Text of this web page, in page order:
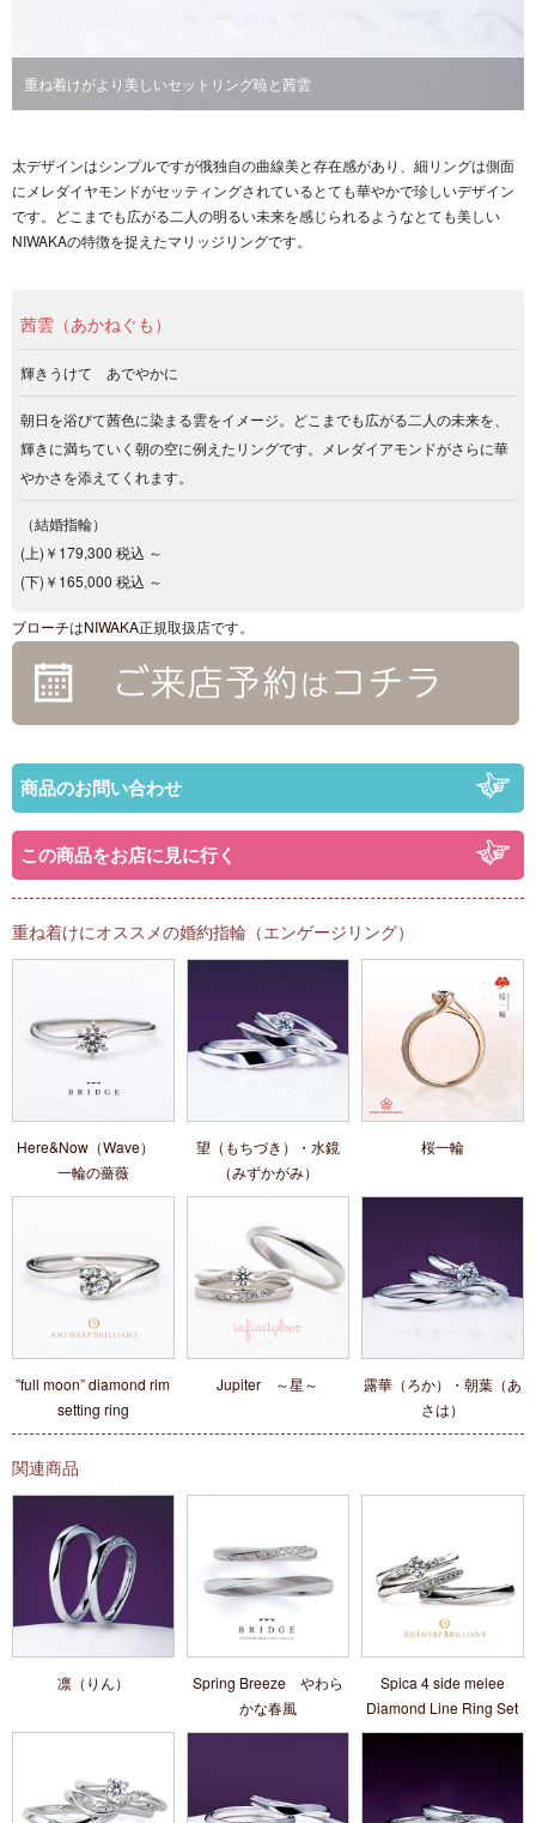
重ね着けがより美しいセットリング暁と茜雲
太デザインはシンプルですが俄独自の曲線美と存在感があり、細リングは側面
にメレダイヤモンドがセッティングされているとても華やかで珍しいデザイン
です。どこまでも広がる二人の明るい未来を感じられるようなとても美しい
NIWAKAの特徴を捉えたマリッジリングです。
茜雲（あかねぐも）
輝きうけて あでやかに
朝日を浴びて茜色に染まる雲をイメージ。どこまでも広がる二人の未来を、
輝きに満ちていく朝の空に例えたリングです。メレダイアモンドがさらに華
やかさを添えてくれます。
（結婚指輪）
(上)￥179,300 税込 ～
(下)￥165,000 税込 ～
ブローチはNIWAKA正規取扱店です。
商品のお問い合わせ
この商品をお店に見に行く
重ね着けにオススメの婚約指輪（エンゲージリング）
Here&Now（Wave）
一輪の薔薇
望（もちづき）・水鏡
（みずかがみ）
桜一輪
”full moon” diamond rim
setting ring
Jupiter ～星～
露華（ろか）・朝葉（あ
さは）
関連商品
凛（りん）
Spring Breeze やわら
かな春風
Spica 4 side melee
Diamond Line Ring Set